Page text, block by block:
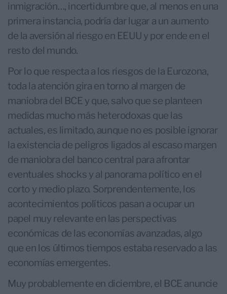
inmigración…, incertidumbre que, al menos en una
primera instancia, podría dar lugar a un aumento
de la aversión al riesgo en EEUU y por ende en el
resto del mundo.
Por lo que respecta a los riesgos de la Eurozona,
toda la atención gira en torno al margen de
maniobra del BCE y que, salvo que se planteen
medidas mucho más heterodoxas que las
actuales, es limitado, aunque no es posible ignorar
la existencia de peligros ligados al escaso margen
de maniobra del banco central para afrontar
eventuales shocks y al panorama político en el
corto y medio plazo. Sorprendentemente, los
acontecimientos políticos pasan a ocupar un
papel muy relevante en las perspectivas
económicas de las economías avanzadas, algo
que en los últimos tiempos estaba reservado a las
economías emergentes.
Muy probablemente en diciembre, el BCE anuncie